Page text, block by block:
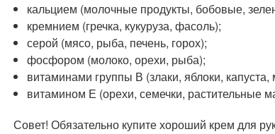
кальцием (молочные продукты, бобовые,
кремнием (гречка, кукуруза, фасоль);
серой (мясо, рыба, печень, горох);
фосфором (молоко, орехи, рыба);
витаминами группы В (злаки, яблоки,
витамином Е (орехи, семечки, растительные
Совет! Обязательно купите хороший крем для